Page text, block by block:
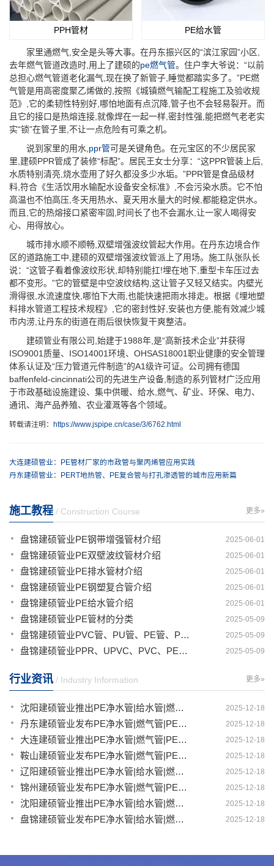
PPH管材 PE给水管
家里通燃气,安全是头等大事。在丹东振兴区的“滨江家园”小区,
去年燃气管道改造时,用上了建硕的pe燃气管。住户李大爷说：“以前
总担心燃气管道老化漏气,现在换了新管子,睡觉都踏实多了。”PE燃
气管是用高密度聚乙烯做的,按照《城镇燃气输配工程施工及验收规
范》,它的柔韧性特别好,哪怕地面有点沉降,管子也不会轻易裂开。而
且它的接口是热熔连接,就像焊在一起一样,密封性强,能把燃气老老实
实“锁”在管子里,不让一点危险有可乘之机。
说到家里的用水, ppr管可是关键角色。在元宝区的不少居民家
里,建硕PPR管成了装修“标配”。居民王女士分享：“这PPR管装上后,
水质特别清亮,烧水壶用了好久都没多少水垢。”PPR管是食品级材
料,符合《生活饮用水输配水设备安全标准》,不会污染水质。它不怕
高温也不怕高压,冬天用热水、夏天用水量大的时候,都能稳定供水。
而且,它的热熔接口紧密牢固,时间长了也不会漏水,让一家人喝得安
心、用得放心。
城市排水顺不顺畅,双壁增强波纹管起大作用。在丹东边境合作
区的道路施工中,建硕的双壁增强波纹管派上了用场。施工队张队长
说：“这管子看着像波纹形状,却特别能扛!埋在地下,重型卡车压过去
都不变形。”它的管壁是中空波纹结构,这让管子又轻又结实。内壁光
滑得很,水流速度快,哪怕下大雨,也能快速把雨水排走。根据《埋地塑
料排水管道工程技术规程》,它的密封性好,安装也方便,能有效减少城
市内涝,让丹东的街道在雨后很快恢复干爽整洁。
建硕管业有限公司,始建于1988年,是“高新技术企业”并获得
ISO9001质量、ISO14001环境、OHSAS18001职业健康的安全管理
体系认证及“压力管道元件制造”的A1级许可证。公司拥有德国
baffenfeld-cincinnati公司的先进生产设备,制造的系列管材广泛应用
于市政基础设施建设、集中供暖、给水,燃气、矿业、环保、电力、
通讯、海产品养殖、农业灌溉等各个领域。
转载请注明： https://www.jspipe.cn/case/3/6762.html
大连建硕管业：PE管材厂家的市政管与聚丙烯管应用实践
丹东建硕管业：PERT地热管、PE复合管与打孔渗透管的城市应用新篇
更多»
施工教程 / Construction Course
2025-06-01
盘锦建硕管业PE钢带增强管材介绍
2025-06-01
盘锦建硕管业PE双壁波纹管材介绍
2025-06-01
盘锦建硕管业PE排水管材介绍
2025-06-01
盘锦建硕管业PE钢塑复合管介绍
2025-06-01
盘锦建硕管业PE给水管介绍
2025-05-09
盘锦建硕管业PE管材的分类
2025-05-09
盘锦建硕管业PVC管、PU管、PE管、PP管有那些区别
2025-05-09
盘锦建硕管业PPR、UPVC、PVC、PERT、PE、HDPE塑料管材详解
更多»
行业资讯 / Industry Information
2025-12-18
沈阳建硕管业推出PE净水管|给水管|燃气管|PERT供热管|电力护套管一体化智造解决方案
2025-12-18
丹东建硕管业发布PE净水管|燃气管|PERT供热管|电力护套管|农田灌溉管智能生产新范式
2025-12-18
大连建硕管业推出PE净水管|燃气管|PERT供热管|电力护套管|农田灌溉管融合智造新生态
2025-12-18
鞍山建硕管业发布PE净水管|燃气管|PERT供热管|电力护套管|农田灌溉管全链路应用新方案
2025-12-18
辽阳建硕管业推出PE净水管|给水管|燃气管|PERT供热管|电力护套管多维融合智造平台
2025-12-18
锦州建硕管业发布PE净水管|燃气管|PERT供热管|电力护套管|农田灌溉管智慧应用生态体系
2025-12-18
沈阳建硕管业推出PE净水管|给水管|燃气管|PERT供热管|电力护套管一体化智造方案
2025-12-18
盘锦建硕管业发布PE净水管|给水管|燃气管|PERT供热管|电力护套管智慧生产新范式